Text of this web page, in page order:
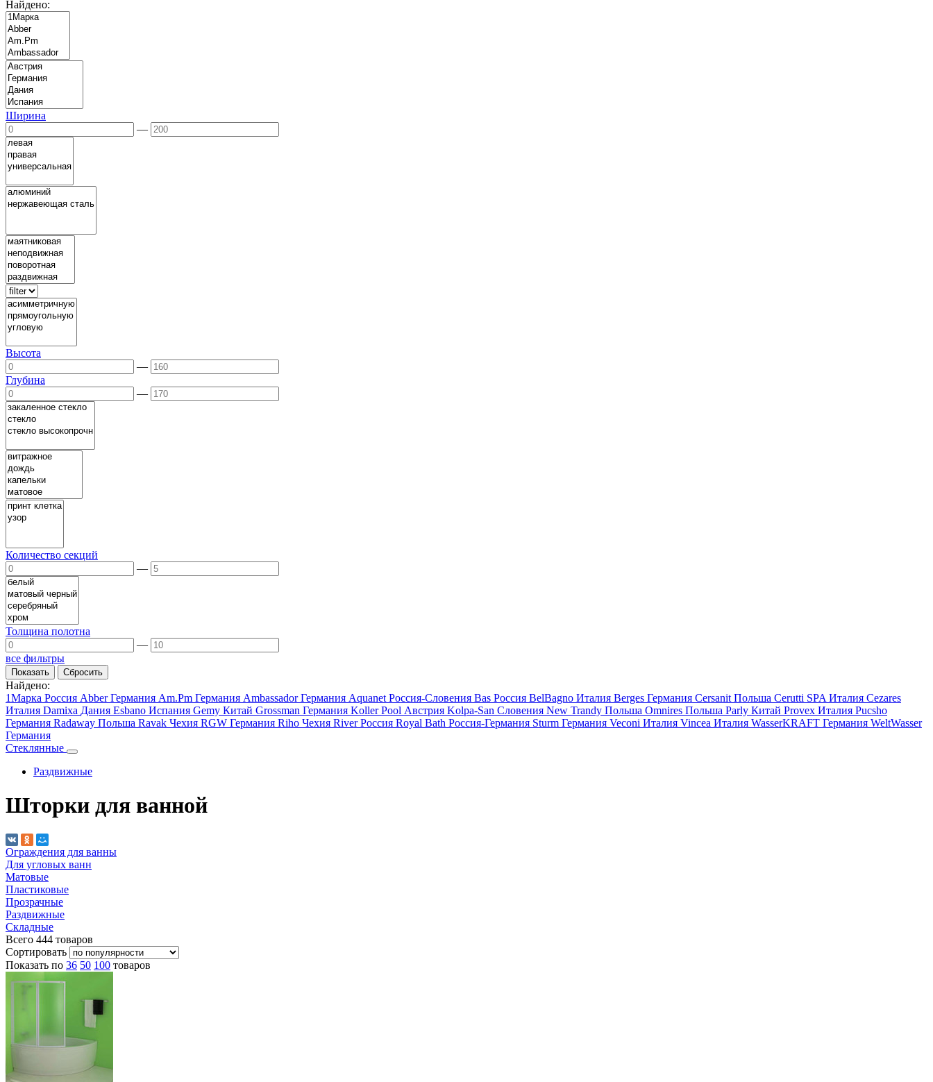
Найдено:
Ширина
—
Высота
—
Глубина
—
Количество секций
—
Толщина полотна
—
все фильтры
Найдено:
1Марка Россия AbberГермания Am.Pm Германия AmbassadorГермания Aquanet Россия-Словения Bas Россия BelBagno Италия Berges Германия Cersanit Польша Cerutti SPA Италия Cezares
Италия Damixa Дания Esbano Испания Gemy Китай Grossman Германия Koller Pool Австрия Kolpa-San Словения New Trandy Польша Omnires Польша Parly Китай Provex Италия Pucsho
Германия Radaway Польша Ravak Чехия RGW Германия Riho Чехия RiverРоссия Royal Bath Россия-Германия Sturm Германия Veconi Италия Vincea Италия WasserKRAFT Германия WeltWasser
Германия
Стеклянные
Раздвижные
Шторки для ванной
Ограждения для ванны
Для угловых ванн
Матовые
Пластиковые
Прозрачные
Раздвижные
Складные
Всего 444 товаров
Сортировать
Показать по 36 50 100 товаров